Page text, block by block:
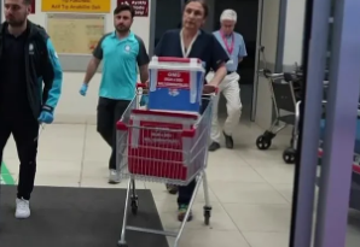
Bilecik
Bingöl